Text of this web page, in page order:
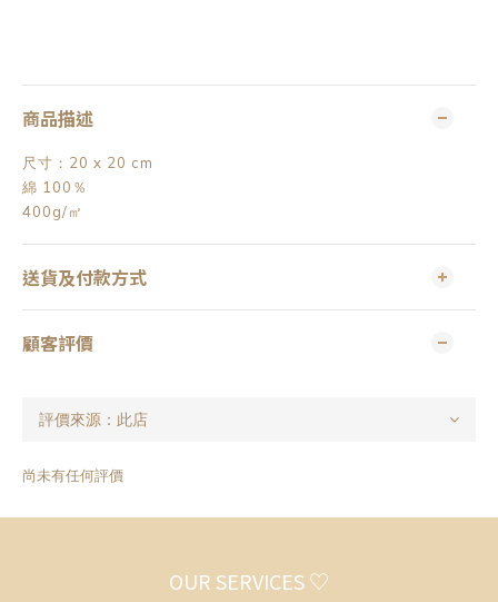
商品描述
尺寸：20 x 20 cm
綿 100％
400g/㎡
送貨及付款方式
顧客評價
尚未有任何評價
OUR SERVICES ♡